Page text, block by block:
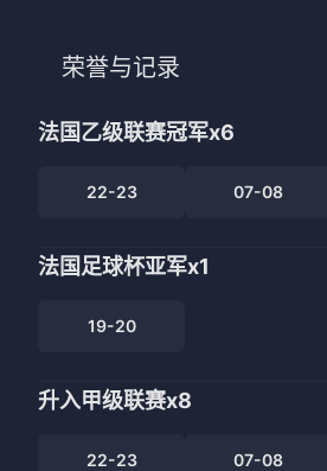
荣誉与记录
法国乙级联赛冠军x6
22-23 07-08
法国足球杯亚军x1
19-20
升入甲级联赛x8
22-23 07-08